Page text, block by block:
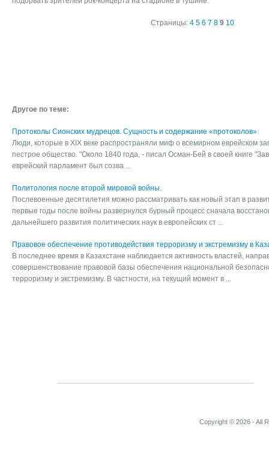
Страницы: 4 5 6 7 8 9 10
Другое по теме:
Протоколы Сионских мудрецов. Сущность и содержание «протоколов»
Люди, которые в XIX веке распространяли миф о всемирном еврейском
пестрое общество. "Около 1840 года, - писал Осман-Бей в своей книге
еврейский парламент был созва ...
Политология после второй мировой войны.
Послевоенные десятилетия можно рассматривать как новый этап в
первые годы после войны развернулся бурный процесс сначала
дальнейшего развития политических наук в европейских ст ...
Правовое обеспечение противодействия терроризму и экстремизму в
В последнее время в Казахстане наблюдается активность властей,
совершенствование правовой базы обеспечения национальной
терроризму и экстремизму. В частности, на текущий момент в ...
Copyright © 2026 - All